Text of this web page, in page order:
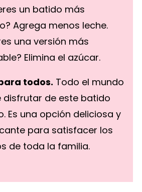
un batido más
Agrega menos leche.
una versión más
Elimina el azúcar.
todos. Todo el mundo
disfrutar de este batido
Es una opción deliciosa y
para satisfacer los
de toda la familia.